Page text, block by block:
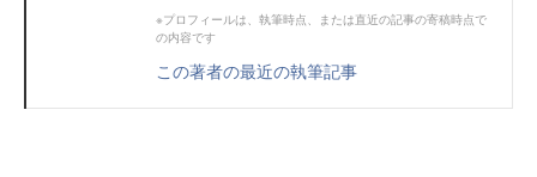
※プロフィールは、執筆時点、または直近の記事の寄稿時点で
の内容です
この著者の最近の執筆記事